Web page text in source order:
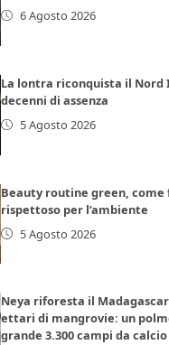
6 Agosto 2026
La lontra riconquista il Nord
decenni di assenza
5 Agosto 2026
Beauty routine green, come
rispettoso per l’ambiente
5 Agosto 2026
Neya riforesta il Madagascar
ettari di mangrovie: un
grande 3.300 campi da calcio